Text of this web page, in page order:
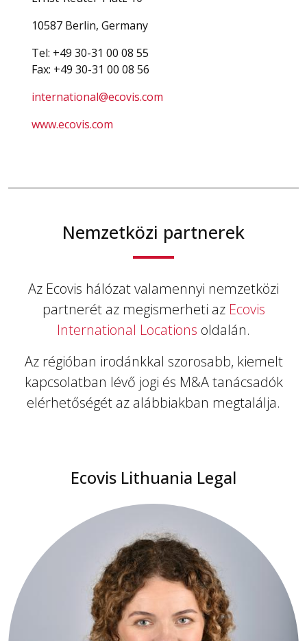
10587 Berlin, Germany
Tel: +49 30-31 00 08 55
Fax: +49 30-31 00 08 56
international@ecovis.com
www.ecovis.com
Nemzetközi partnerek
Az Ecovis hálózat valamennyi nemzetközi
partnerét az megismerheti az Ecovis
International Locations oldalán.
Az régióban irodánkkal szorosabb, kiemelt
kapcsolatban lévő jogi és M&A tanácsadók
elérhetőségét az alábbiakban megtalálja.
Ecovis Lithuania Legal